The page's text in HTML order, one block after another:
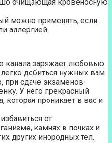
очищающая кровеносную
можно применять, если
аллергией.
канала заряжает любовью.
добиться нужных вам
при сдаче экзаменов
У него прекрасный
которая проникает в вас и
от
камнях в почках и
других инородных тел.